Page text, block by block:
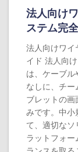
法人向け
ステム完
法人向けワイ
イド 法人向
は、ケーブ
なしに、チー
ブレットの画
みです。中小
て、適切な
ラットフォ